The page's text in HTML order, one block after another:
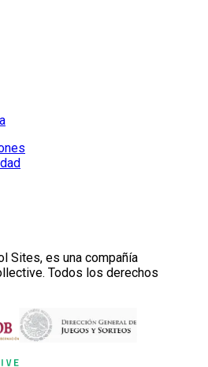
Sites, es una compañía
Todos los derechos